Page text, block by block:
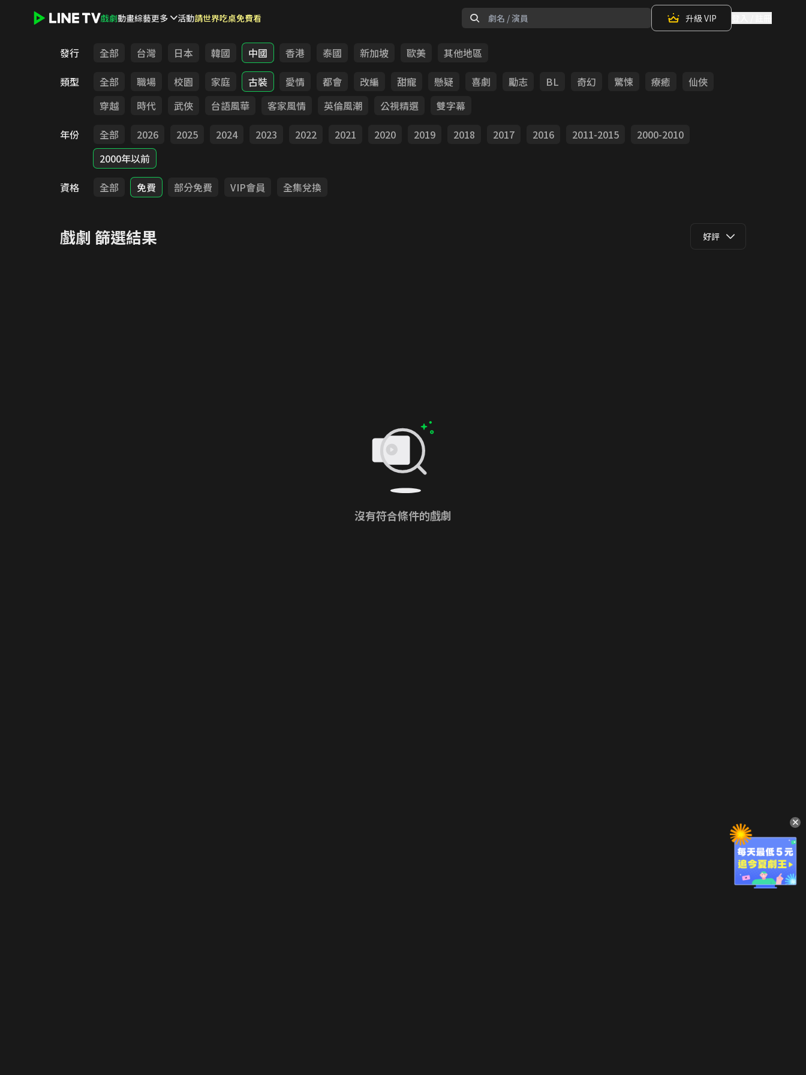
戲劇動畫綜藝更多 活動請世界吃桌免費看 升級 VIP
發行 全部 台灣 日本 韓國 中國 香港 泰國 新加坡 歐美
其他地區
類型
全部 職場 校園 家庭 古裝 愛情 都會 改編 甜寵 懸疑 喜劇 勵志 BL 奇幻 驚悚 療癒
仙俠
穿越
時代 武俠 台語風華 客家風情 英倫風潮 公視精選
雙字幕
年份
全部 2026 2025 2024 2023 2022 2021 2020 2019 2018 2017 2016 2011-2015
2000-2010
2000年以前
資格
全部 免費 部分免費 VIP會員 全集兌換
戲劇 篩選結果 好評
沒有符合條件的戲劇